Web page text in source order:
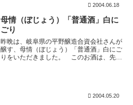
を感じ、爽やかな柑橘系を思わせる含み香
がアクセントを加え...
2004.06.18
母情（ぼじょう）「普通酒」白に
ごり
昨晩は、岐阜県の平野醸造合資会社さんが
醸す、母情（ぼじょう）「普通酒」白にご
りをいただきました。 このお酒は、先日
2004.05.20